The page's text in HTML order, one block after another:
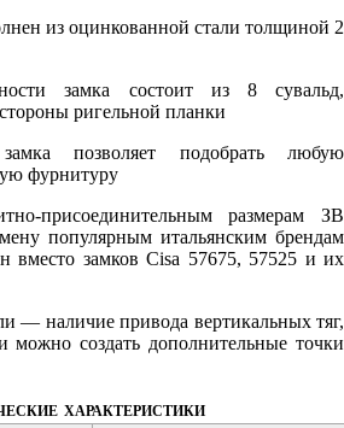
из оцинкованной стали толщиной 2
замка состоит из 8 сувальд,
ригельной планки
позволяет подобрать любую
фурнитуру
присоединительным размерам ЗВ
популярным итальянским брендам
вместо замков Cisa 57675, 57525 и их
— наличие привода вертикальных тяг,
можно создать дополнительные точки
характеристики